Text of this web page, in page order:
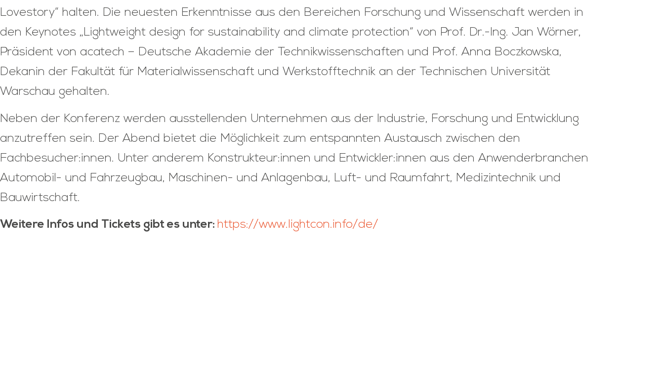
Lovestory“ halten. Die neuesten Erkenntnisse aus den Bereichen Forschung und Wissenschaft werden in
den Keynotes „Lightweight design for sustainability and climate protection“ von Prof. Dr.-Ing. Jan Wörner,
Präsident von acatech – Deutsche Akademie der Technikwissenschaften und Prof. Anna Boczkowska,
Dekanin der Fakultät für Materialwissenschaft und Werkstofftechnik an der Technischen Universität
Warschau gehalten.
Neben der Konferenz werden ausstellenden Unternehmen aus der Industrie, Forschung und Entwicklung
anzutreffen sein. Der Abend bietet die Möglichkeit zum entspannten Austausch zwischen den
Fachbesucher:innen. Unter anderem Konstrukteur:innen und Entwickler:innen aus den Anwenderbranchen
Automobil- und Fahrzeugbau, Maschinen- und Anlagenbau, Luft- und Raumfahrt, Medizintechnik und
Bauwirtschaft.
Weitere Infos und Tickets gibt es unter: https://www.lightcon.info/de/